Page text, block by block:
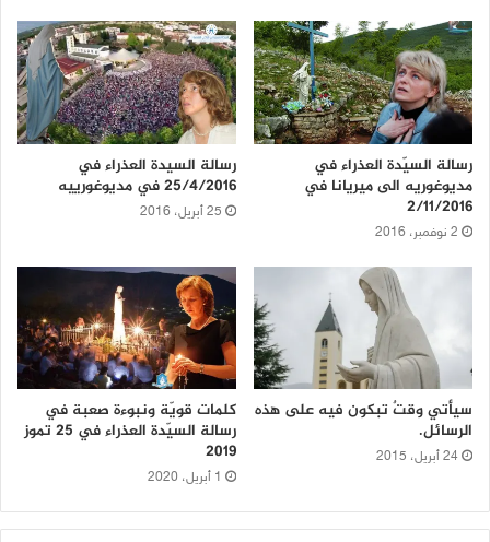
رسالة السيّدة العذراء في
مديوغوريه الى ميريانا في
2/11/2016
2 نوفمبر، 2016
رسالة السيدة العذراء في
25/4/2016 في مديوغورييه
25 أبريل، 2016
سيأتي وقتٌ تبكون فيه على هذه
الرسائل.
24 أبريل، 2015
كلمات قويّة ونبوءة صعبة في
رسالة السيّدة العذراء في 25 تموز
2019
1 أبريل، 2020